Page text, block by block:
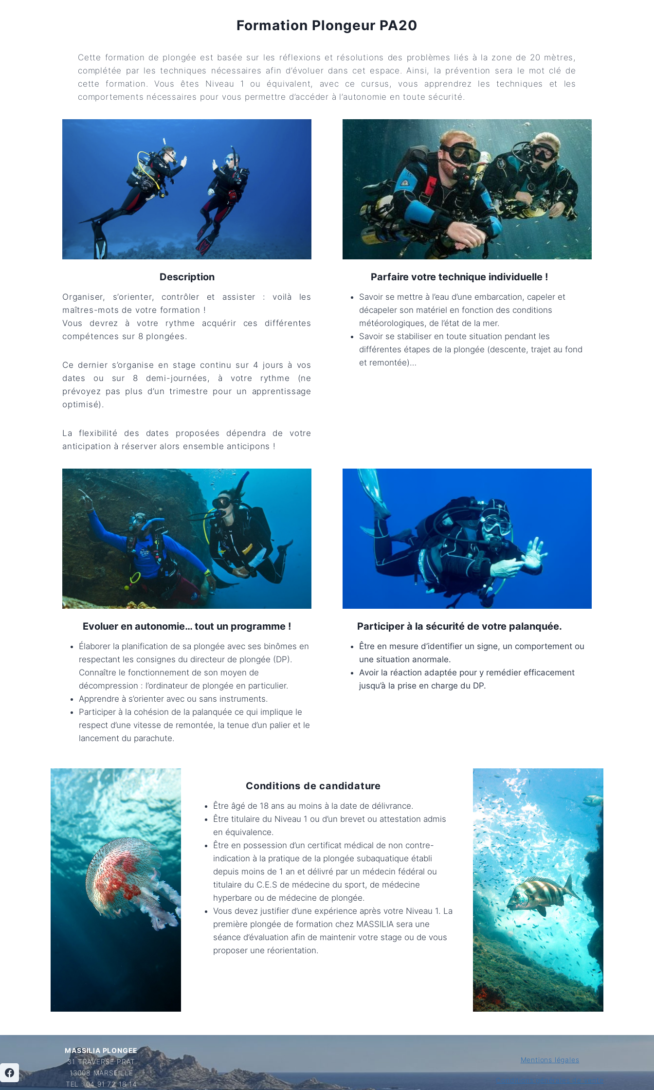
Formation Plongeur PA20
Cette formation de plongée est basée sur les réflexions et résolutions des problèmes liés à la zone de 20 mètres,
complétée par les techniques nécessaires afin d’évoluer dans cet espace. Ainsi, la prévention sera le mot clé de
cette formation. Vous êtes Niveau 1 ou équivalent, avec ce cursus, vous apprendrez les techniques et les
comportements nécessaires pour vous permettre d’accéder à l’autonomie en toute sécurité.
Description
Organiser, s’orienter, contrôler et assister : voilà les
maîtres-mots de votre formation !
Vous devrez à votre rythme acquérir ces différentes
compétences sur 8 plongées.
Ce dernier s’organise en stage continu sur 4 jours à vos
dates ou sur 8 demi-journées, à votre rythme (ne
prévoyez pas plus d’un trimestre pour un apprentissage
optimisé).
La flexibilité des dates proposées dépendra de votre
anticipation à réserver alors ensemble anticipons !
Parfaire votre technique individuelle !
Savoir se mettre à l’eau d’une embarcation, capeler et
décapeler son matériel en fonction des conditions
météorologiques, de l’état de la mer.
Savoir se stabiliser en toute situation pendant les
différentes étapes de la plongée (descente, trajet au fond
et remontée)…
Evoluer en autonomie… tout un programme !
Élaborer la planification de sa plongée avec ses binômes en
respectant les consignes du directeur de plongée (DP).
Connaître le fonctionnement de son moyen de
décompression : l’ordinateur de plongée en particulier.
Apprendre à s’orienter avec ou sans instruments.
Participer à la cohésion de la palanquée ce qui implique le
respect d’une vitesse de remontée, la tenue d’un palier et le
lancement du parachute.
Participer à la sécurité de votre palanquée.
Être en mesure d’identifier un signe, un comportement ou
une situation anormale.
Avoir la réaction adaptée pour y remédier efficacement
jusqu’à la prise en charge du DP.
Conditions de candidature
Être âgé de 18 ans au moins à la date de délivrance.
Être titulaire du Niveau 1 ou d’un brevet ou attestation admis
en équivalence.
Être en possession d’un certificat médical de non contre-
indication à la pratique de la plongée subaquatique établi
depuis moins de 1 an et délivré par un médecin fédéral ou
titulaire du C.E.S de médecine du sport, de médecine
hyperbare ou de médecine de plongée.
Vous devez justifier d’une expérience après votre Niveau 1. La
première plongée de formation chez MASSILIA sera une
séance d’évaluation afin de maintenir votre stage ou de vous
proposer une réorientation.
MASSILIA PLONGEE
31 TRAVERSE PRAT
13008 MARSEILLE
TEL : 04 91 72 18 14
Mentions légales
Conditions générales de vente